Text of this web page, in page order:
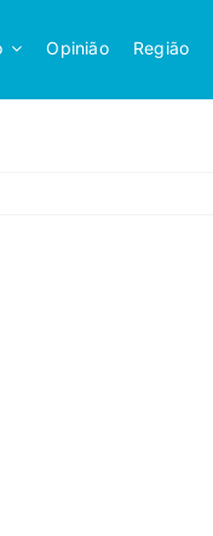
Opinião Região